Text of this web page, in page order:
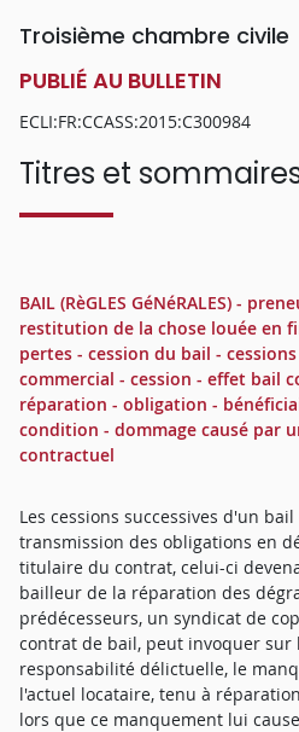
Troisième chambre civile
PUBLIÉ AU BULLETIN
ECLI:FR:CCASS:2015:C300984
Titres et
BAIL (RèGLES GéNéRALES) -
restitution de la chose louée en
pertes - cession du bail -
commercial - cession - effet bail
réparation - obligation -
condition - dommage causé par
contractuel
Les cessions successives d'un
transmission des obligations en
titulaire du contrat, celui-ci
bailleur de la réparation des
prédécesseurs, un syndicat de
contrat de bail, peut invoquer sur
responsabilité délictuelle, le
l'actuel locataire, tenu à
lors que ce manquement lui